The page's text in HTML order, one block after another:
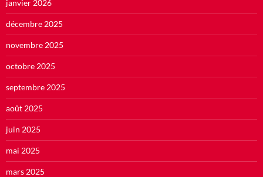
janvier 2026
décembre 2025
novembre 2025
octobre 2025
septembre 2025
août 2025
juin 2025
mai 2025
mars 2025